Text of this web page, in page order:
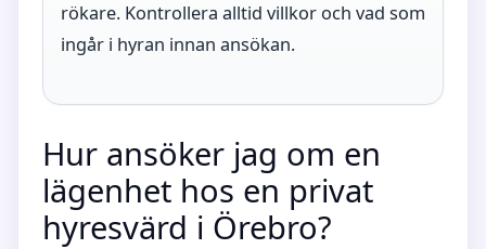
rökare. Kontrollera alltid villkor och vad som
ingår i hyran innan ansökan.
Hur ansöker jag om en
lägenhet hos en privat
hyresvärd i Örebro?